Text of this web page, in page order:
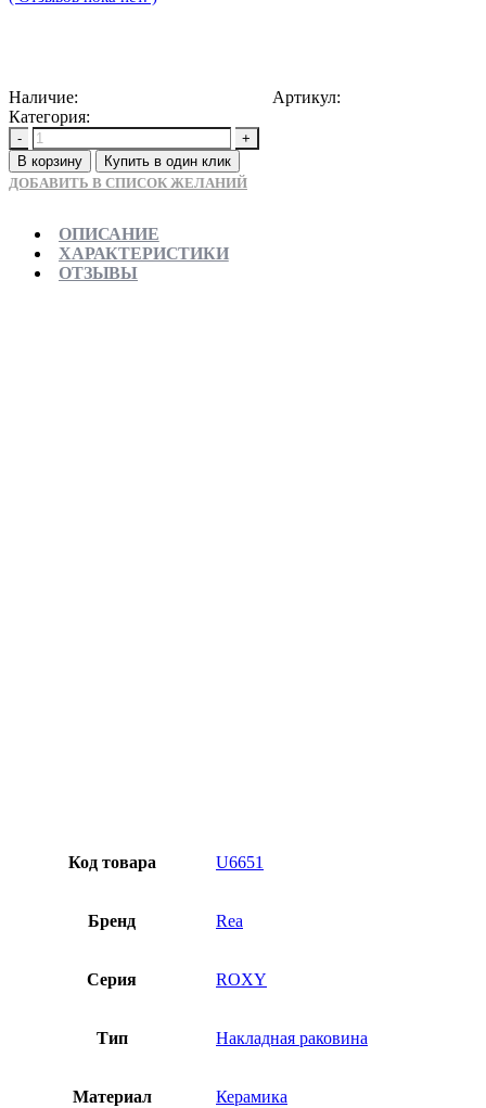
Наличие: Артикул:
Категория:
-
+
В корзину
Купить в один клик
ДОБАВИТЬ В СПИСОК ЖЕЛАНИЙ
ОПИСАНИЕ
ХАРАКТЕРИСТИКИ
ОТЗЫВЫ
Код товара U6651
Бренд Rea
Серия ROXY
Тип Накладная раковина
Материал Керамика